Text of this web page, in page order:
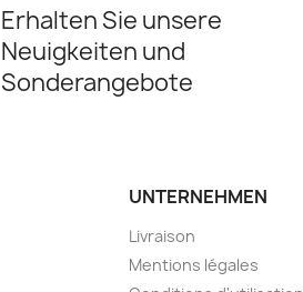
Erhalten Sie unsere
Neuigkeiten und
Sonderangebote
UNTERNEHMEN
Livraison
Mentions légales